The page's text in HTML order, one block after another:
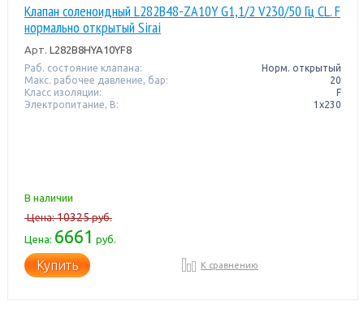
Клапан соленоидный L282B48-ZA10Y G1,1/2 V230/50 Гц CL. F
нормально открытый Sirai
Арт. L282B8HYA10YF8
Раб. состояние клапана:
Норм. открытый
Макс. рабочее давление, бар:
20
Класс изоляции:
F
Электропитание, В:
1х230
В наличии
Цена:10325руб.
Цена: 6661 руб.
Купить К сравнению